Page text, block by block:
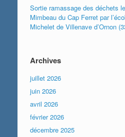
Sortie ramassage des déchets
Mimbeau du Cap Ferret par
Michelet de Villenave d’Ornon
Archives
juillet 2026
juin 2026
avril 2026
février 2026
décembre 2025